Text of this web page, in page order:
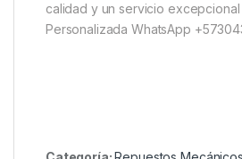
calidad y un servicio excepcional
Personalizada WhatsApp